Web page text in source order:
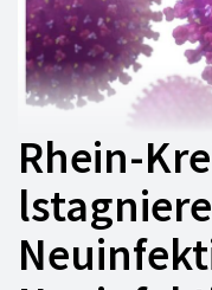
Rhein-